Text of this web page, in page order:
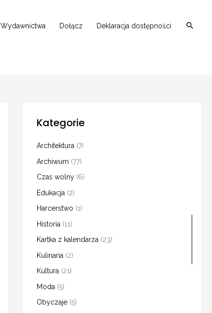
Wydawnictwa Dołącz Deklaracja dostępności
Kategorie
Architektura (7)
Archiwum (77)
Czas wolny (6)
Edukacja (2)
Harcerstwo (1)
Historia (11)
Kartka z kalendarza (23)
Kulinaria (2)
Kultura (21)
Moda (5)
Obyczaje (5)